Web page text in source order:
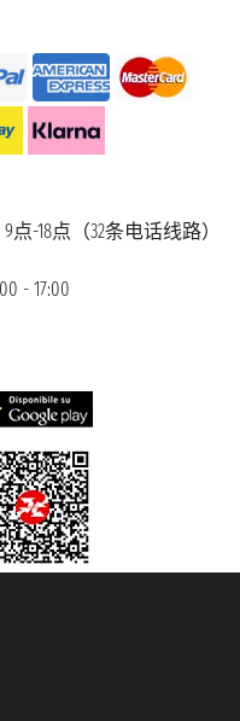
-18点（32条电话线路）
- 17:00